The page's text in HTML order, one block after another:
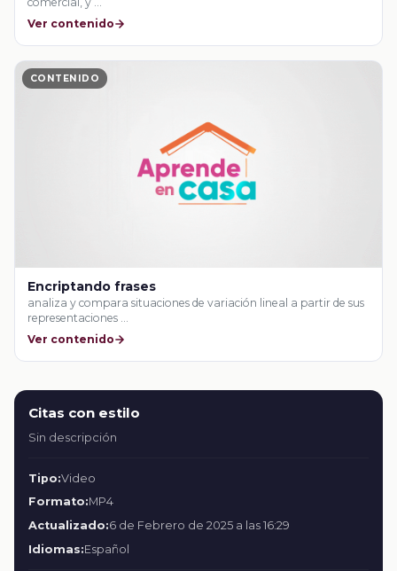
Ver contenido
CONTENIDO
Encriptando frases
analiza y compara situaciones de variación lineal a partir de sus
representaciones …
Ver contenido
Citas con estilo
Sin descripción
Tipo:Video
Formato:MP4
Actualizado:6 de Febrero de 2025 a las 16:29
Idiomas:Español